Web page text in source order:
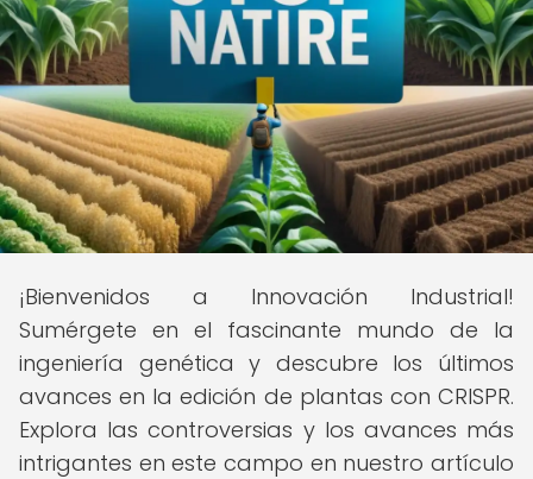
¡Bienvenidos a Innovación Industrial!
Sumérgete en el fascinante mundo de la
ingeniería genética y descubre los últimos
avances en la edición de plantas con CRISPR.
Explora las controversias y los avances más
intrigantes en este campo en nuestro artículo